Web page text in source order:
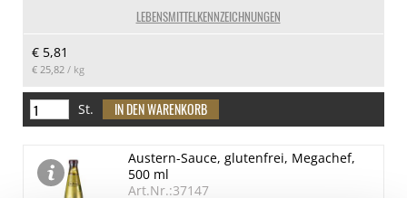
LEBENSMITTELKENNZEICHNUNGEN
€ 5,81
€ 25,82 / kg
St.
Austern-Sauce, glutenfrei, Megachef,
500 ml
Art.Nr.:37147